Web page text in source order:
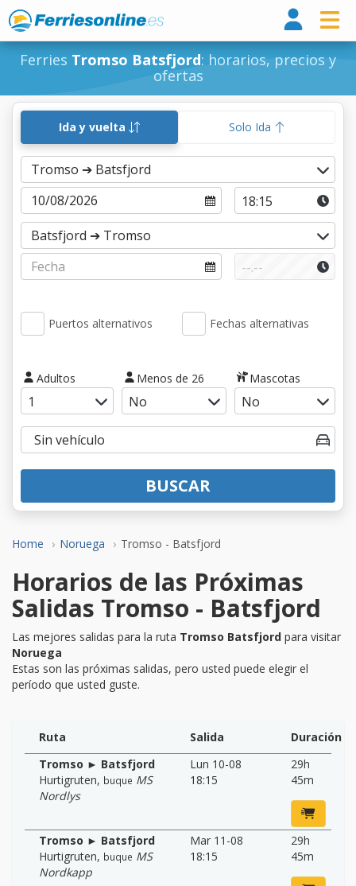
Ferries Tromso Batsfjord: horarios, precios y
ofertas
Home Noruega Tromso - Batsfjord
Ida y vuelta Solo Ida
Puertos alternativos Fechas alternativas
Adultos Menos de 26 Mascotas
BUSCAR
Horarios de las Próximas
Salidas Tromso - Batsfjord
Las mejores salidas para la ruta Tromso Batsfjord para visitar
Noruega
Estas son las próximas salidas, pero usted puede elegir el
período que usted guste.
Ruta Salida
Duración
Tromso ► Batsfjord
Hurtigruten, buque MS
Nordlys
Lun 10-08
18:15
29h
45m
Tromso ► Batsfjord
Hurtigruten, buque MS
Nordkapp
Mar 11-08
18:15
29h
45m